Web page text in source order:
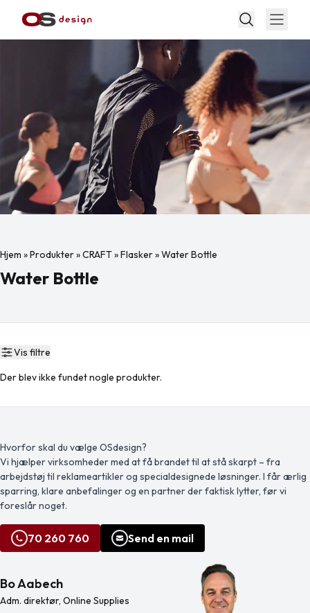
Hjem »Produkter»CRAFT»Flasker»Water Bottle
Water Bottle
Vis filtre
Der blev ikke fundet nogle produkter.
Hvorfor skal du vælge OSdesign?
Vi hjælper virksomheder med at få brandet til at stå skarpt – fra
arbejdstøj til reklameartikler og specialdesignede løsninger. I får ærlig
sparring, klare anbefalinger og en partner der faktisk lytter, før vi
foreslår noget.
70 260 760 Send en mail
Bo Aabech
Adm. direktør, Online Supplies